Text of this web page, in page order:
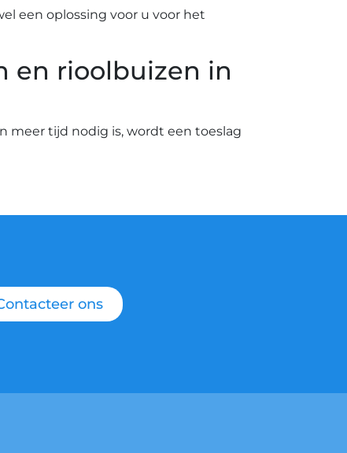
een oplossing voor u voor het
en rioolbuizen in
meer tijd nodig is, wordt een toeslag
ons